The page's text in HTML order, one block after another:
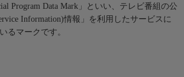
Program Data Mark」といい、テレビ番組の公
Information)情報」を利用したサービスに
るマークです。